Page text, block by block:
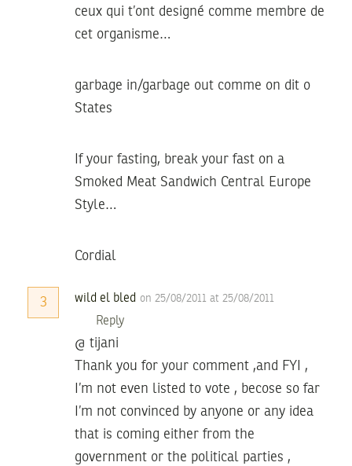
ceux qui t’ont designé comme membre de
cet organisme…
garbage in/garbage out comme on dit o
States
If your fasting, break your fast on a
Smoked Meat Sandwich Central Europe
Style…
Cordial
3 wild el bled on 25/08/2011 at 25/08/2011
Reply
@ tijani
Thank you for your comment ,and FYI ,
I’m not even listed to vote , becose so far
I’m not convinced by anyone or any idea
that is coming either from the
government or the political parties ,